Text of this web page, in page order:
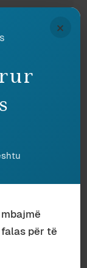
×
për të